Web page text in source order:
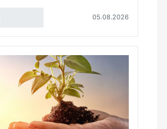
05.08.2026